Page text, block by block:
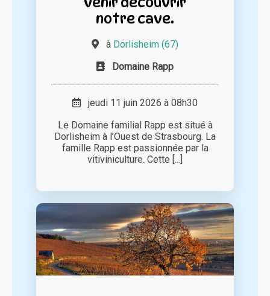
notre cave.
à Dorlisheim (67)
Domaine Rapp
jeudi 11 juin 2026 à 08h30
Le Domaine familial Rapp est situé à
Dorlisheim à l’Ouest de Strasbourg. La
famille Rapp est passionnée par la
vitiviniculture. Cette [...]